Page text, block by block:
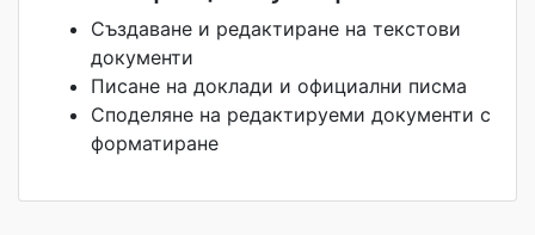
Създаване и редактиране на текстови
документи
Писане на доклади и официални писма
Споделяне на редактируеми документи с
форматиране